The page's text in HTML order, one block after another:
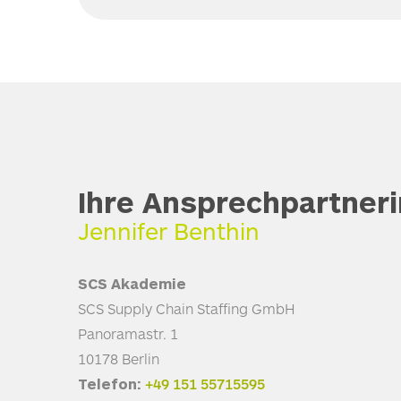
Ihre
Jennifer Benthin
SCS Akademie
SCS Supply Chain Staffing GmbH
Panoramastr. 1
10178 Berlin
Telefon: +49 151 55715595